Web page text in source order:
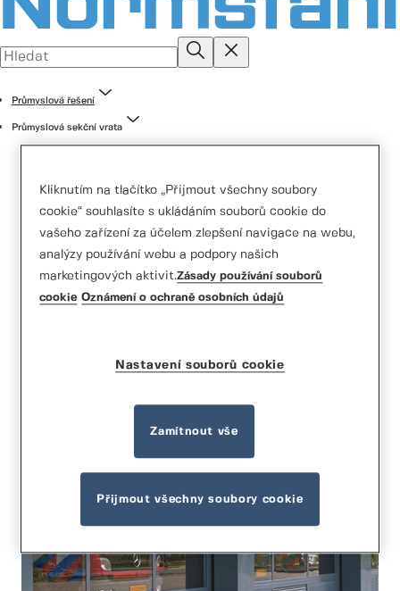
Průmyslová řešení
Průmyslová sekční vrata
Normstahl OSF42A
Kliknutím na tlačítko „Přijmout všechny soubory
cookie“ souhlasíte s ukládáním souborů cookie do
vašeho zařízení za účelem zlepšení navigace na webu,
analýzy používání webu a podpory našich
marketingových aktivit.Zásady používání souborů
cookie Oznámení o ochraně osobních údajů
Nastavení souborů cookie
Zamítnout vše
Přijmout všechny soubory cookie